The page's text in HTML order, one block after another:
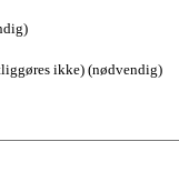
ikke) (nødvendig)